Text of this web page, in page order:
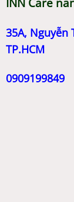
35A, Nguyễn
TP.HCM
0909199849